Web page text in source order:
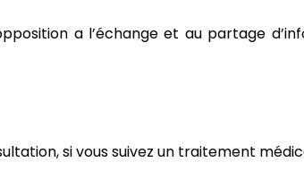
a l’échange et au partage
si vous suivez un traitement